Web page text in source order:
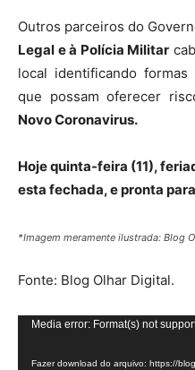
Outros parceiros do
Legal e à Polícia Militar
local identificando
que possam oferecer
Novo Coronavirus.
Hoje quinta-feira (11),
esta fechada, e pronta
*Imagem meramente ilustrada: Blog
Fonte: Blog Olhar Digital.
Tocador
Media error: Format(s) not
Fazer download do arquivo: https://